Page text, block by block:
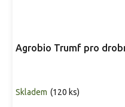
Agrobio Trumf pro
Skladem (120 ks)